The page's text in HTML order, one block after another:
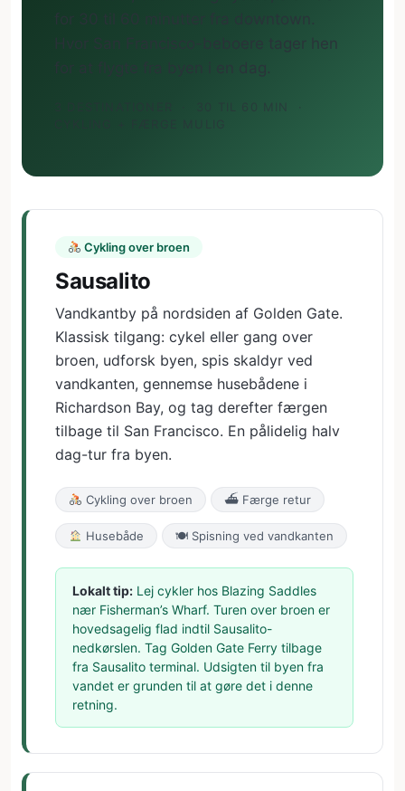
for 30 til 60 minutter fra downtown.
Hvor San Francisco-beboere tager hen
for at flygte fra byen i en dag.
30 TIL 60 MIN
Cykling over broen
Sausalito
Vandkantby på nordsiden af Golden Gate.
Klassisk tilgang: cykel eller gang over
broen, udforsk byen, spis skaldyr ved
vandkanten, gennemse husebådene i
Richardson Bay, og tag derefter færgen
tilbage til San Francisco. En pålidelig halv
dag-tur fra byen.
Cykling over broen ⛴ Færge retur
Husebåde 🍽 Spisning ved vandkanten
Lokalt tip: Lej cykler hos Blazing Saddles
nær Fisherman’s Wharf. Turen over broen er
hovedsagelig flad indtil Sausalito-
nedkørslen. Tag Golden Gate Ferry tilbage
fra Sausalito terminal. Udsigten til byen fra
vandet er grunden til at gøre det i denne
retning.